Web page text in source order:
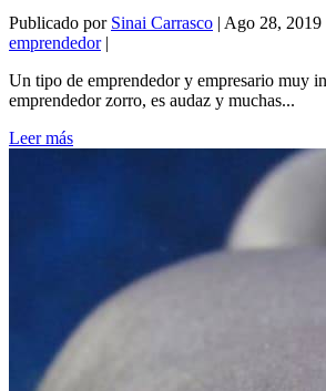
Publicado por Sinai Carrasco | Ago 28, 2019
emprendedor|
Un tipo de emprendedor y empresario muy
emprendedor zorro, es audaz y muchas...
Leer más